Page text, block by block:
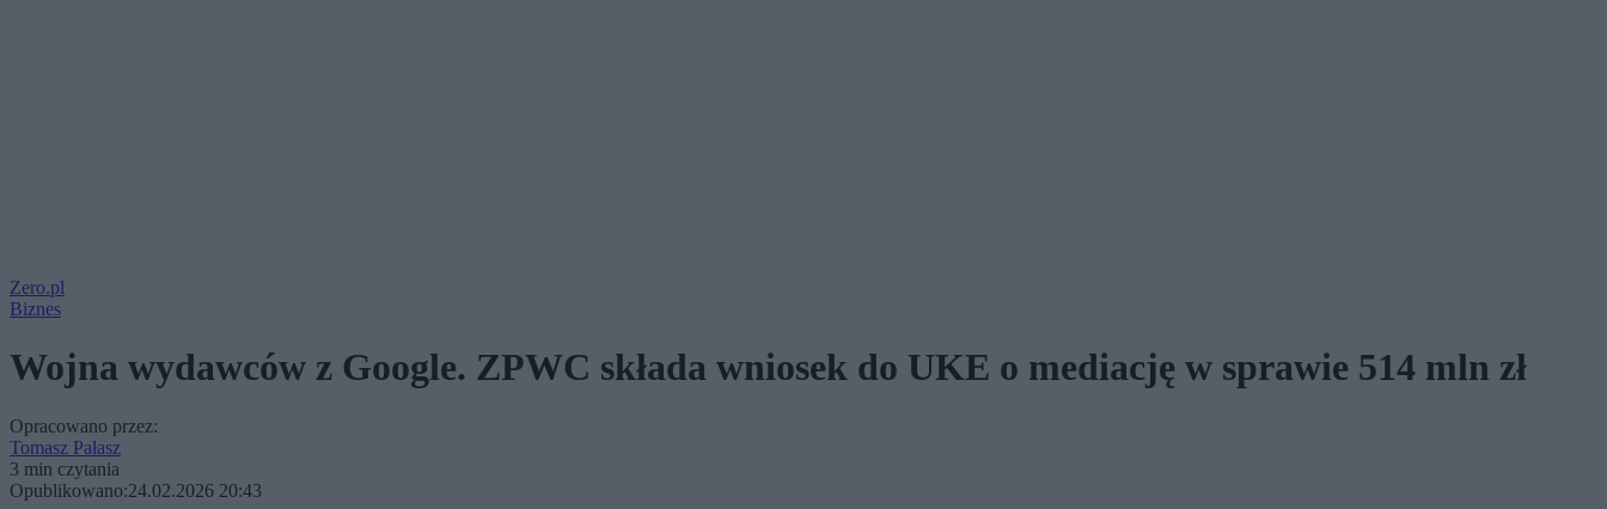
Zero.pl
Biznes
Wojna wydawców z Google. ZPWC składa wniosek do UKE o mediację w sprawie 514 mln zł
Opracowano przez:
Tomasz Pałasz
3 min czytania
Opublikowano:24.02.2026 20:43